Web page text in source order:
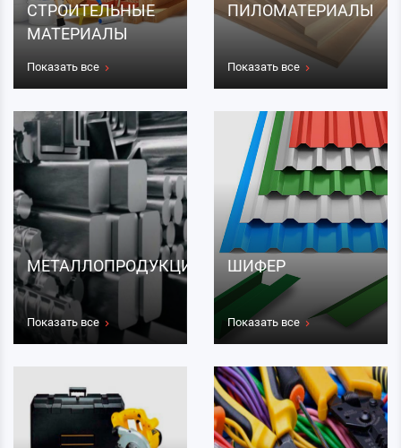
СТРОИТЕЛЬНЫЕ
МАТЕРИАЛЫ
Показать все
ПИЛОМАТЕРИАЛЫ
Показать все
МЕТАЛЛОПРОДУКЦИЯ
Показать все
ШИФЕР
Показать все